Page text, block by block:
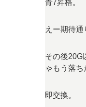
青7昇格。
えー期待通
その後20G
ゃもう落
即交換。